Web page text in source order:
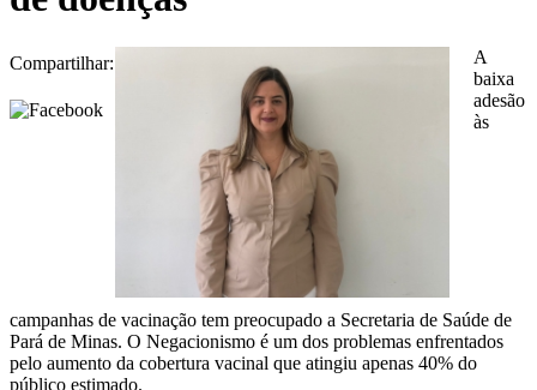
Compartilhar:
A
baixa
adesão
às
campanhas de vacinação tem preocupado a Secretaria de Saúde de
Pará de Minas. O Negacionismo é um dos problemas enfrentados
pelo aumento da cobertura vacinal que atingiu apenas 40% do
público estimado.